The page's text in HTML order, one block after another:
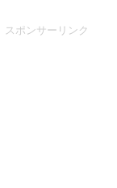
スポンサーリンク